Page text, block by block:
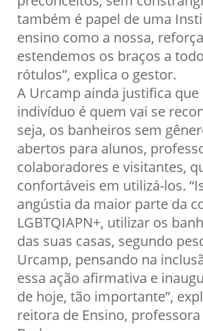
também é papel de uma
ensino como a nossa,
estendemos os braços a
rótulos”, explica o gestor.
A Urcamp ainda justifica que
indivíduo é quem vai se
seja, os banheiros sem
abertos para alunos,
colaboradores e visitantes,
confortáveis em utilizá-los.
angústia da maior parte da
LGBTQIAPN+, utilizar os
das suas casas, segundo
Urcamp, pensando na
essa ação afirmativa e
de hoje, tão importante”,
reitora de Ensino,